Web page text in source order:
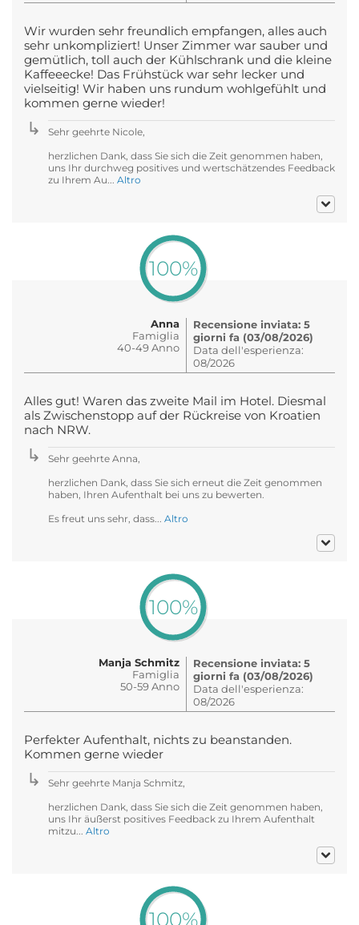
Wir wurden sehr freundlich empfangen, alles auch
sehr unkompliziert! Unser Zimmer war sauber und
gemütlich, toll auch der Kühlschrank und die kleine
Kaffeeecke! Das Frühstück war sehr lecker und
vielseitig! Wir haben uns rundum wohlgefühlt und
kommen gerne wieder!
Sehr geehrte Nicole,
herzlichen Dank, dass Sie sich die Zeit genommen haben,
uns Ihr durchweg positives und wertschätzendes Feedback
zu Ihrem Au... Altro
100%
Anna
Famiglia
40-49 Anno
Recensione inviata: 5
giorni fa (03/08/2026)
Data dell'esperienza:
08/2026
Alles gut! Waren das zweite Mail im Hotel. Diesmal
als Zwischenstopp auf der Rückreise von Kroatien
nach NRW.
Sehr geehrte Anna,
herzlichen Dank, dass Sie sich erneut die Zeit genommen
haben, Ihren Aufenthalt bei uns zu bewerten.
Es freut uns sehr, dass... Altro
100%
Manja Schmitz
Famiglia
50-59 Anno
Recensione inviata: 5
giorni fa (03/08/2026)
Data dell'esperienza:
08/2026
Perfekter Aufenthalt, nichts zu beanstanden.
Kommen gerne wieder
Sehr geehrte Manja Schmitz,
herzlichen Dank, dass Sie sich die Zeit genommen haben,
uns Ihr äußerst positives Feedback zu Ihrem Aufenthalt
mitzu... Altro
100%